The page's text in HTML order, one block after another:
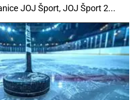
JOJ Šport, JOJ Šport 2...